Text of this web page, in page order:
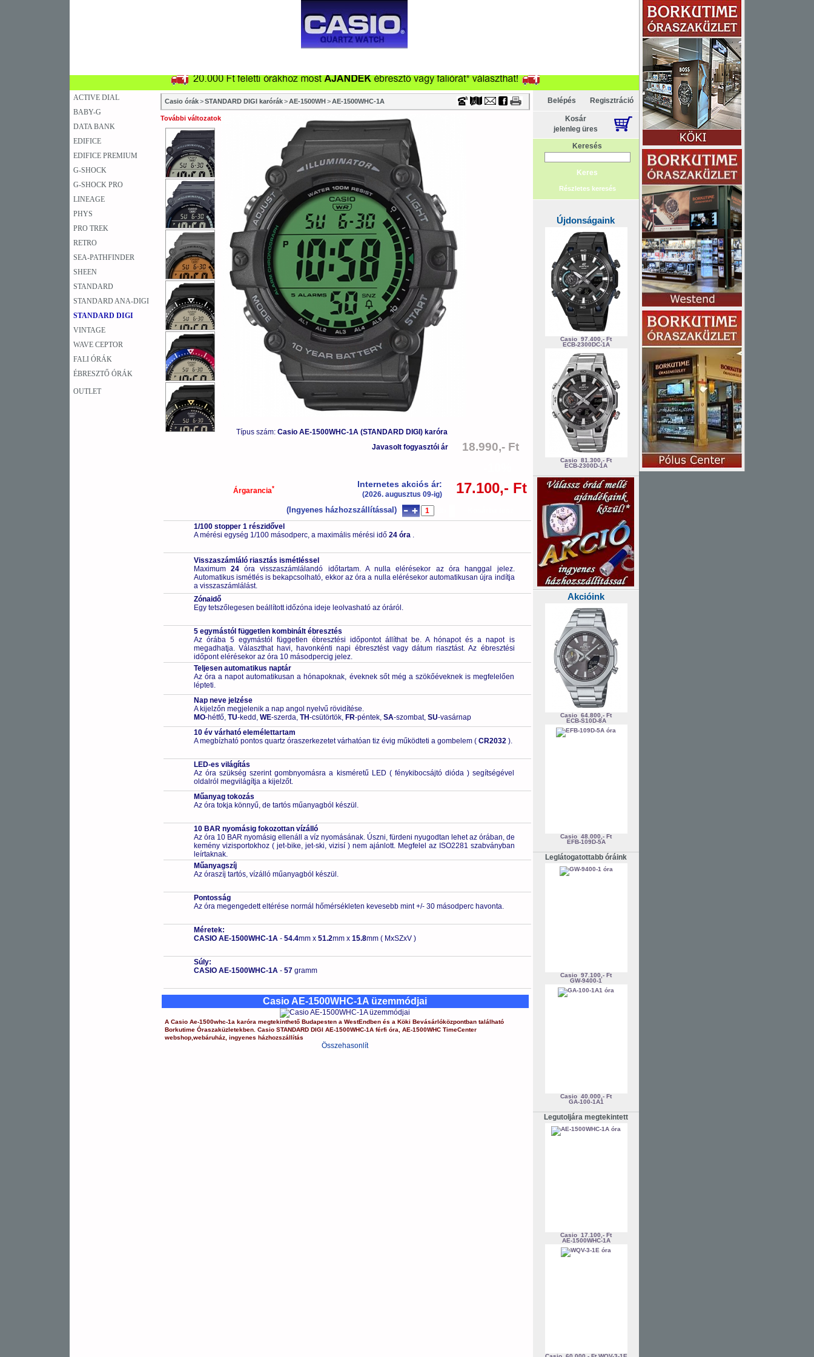
ACTIVE DIAL
BABY-G
DATA BANK
EDIFICE
EDIFICE PREMIUM
G-SHOCK
G-SHOCK PRO
LINEAGE
PHYS
PRO TREK
RETRO
SEA-PATHFINDER
SHEEN
STANDARD
STANDARD ANA-DIGI
STANDARD DIGI
VINTAGE
WAVE CEPTOR
FALI ÓRÁK
ÉBRESZTŐ ÓRÁK
OUTLET
Casio órák > STANDARD DIGI karórák > AE-1500WH > AE-1500WHC-1A
További változatok
Típus szám: Casio AE-1500WHC-1A (STANDARD DIGI) karóra
Javasolt fogyasztói ár
18.990,- Ft
Árgarancia* Internetes akciós ár:
(2026. augusztus 09-ig) 17.100,- Ft
(Ingyenes házhozszállítással)
1/100 stopper 1 részidővel
A mérési egység 1/100 másodperc, a maximális mérési idő 24 óra .
Visszaszámláló riasztás ismétléssel
Maximum 24óra visszaszámlálandó időtartam. A nulla elérésekor az óra hanggal jelez.
Automatikus ismétlés is bekapcsolható, ekkor az óra a nulla elérésekor automatikusan újra indítja
a visszaszámlálást.
Zónaidő
Egy tetszőlegesen beállított időzóna ideje leolvasható az óráról.
5 egymástól független kombinált ébresztés
Az órába 5 egymástól független ébresztési időpontot állíthat be. A hónapot és a napot is
megadhatja. Választhat havi, havonkénti napi ébresztést vagy dátum riasztást. Az ébresztési
időpont elérésekor az óra 10 másodpercig jelez.
Teljesen automatikus naptár
Az óra a napot automatikusan a hónapoknak, éveknek sőt még a szökőéveknek is megfelelően
lépteti.
Nap neve jelzése
A kijelzőn megjelenik a nap angol nyelvű rövidítése.
MO-hétfő, TU-kedd, WE-szerda, TH-csütörtök, FR-péntek, SA-szombat, SU-vasárnap
10 év várható elemélettartam
A megbízható pontos quartz óraszerkezetet várhatóan tiz évig működteti a gombelem ( CR2032).
LED-es világítás
Az óra szükség szerint gombnyomásra a kisméretű LED ( fénykibocsájtó dióda ) segítségével
oldalról megvilágítja a kijelzőt.
Műanyag tokozás
Az óra tokja könnyű, de tartós műanyagból készül.
10 BAR nyomásig fokozottan vízálló
Az óra 10 BAR nyomásig ellenáll a víz nyomásának. Úszni, fürdeni nyugodtan lehet az órában, de
kemény vizisportokhoz ( jet-bike, jet-ski, vizisí ) nem ajánlott. Megfelel az ISO2281 szabványban
leírtaknak.
Műanyagszíj
Az óraszíj tartós, vízálló műanyagból készül.
Pontosság
Az óra megengedett eltérése normál hőmérsékleten kevesebb mint +/- 30 másodperc havonta.
Méretek:
CASIO AE-1500WHC-1A- 54.4mm x 51.2mm x 15.8mm ( MxSZxV )
Súly:
CASIO AE-1500WHC-1A- 57 gramm
Casio AE-1500WHC-1A üzemmódjai
A Casio Ae-1500whc-1a karóra megtekinthető Budapesten a WestEndbenés a Köki Bevásárlóközpontbantalálható
Borkutime Óraszaküzletekben. Casio STANDARD DIGI AE-1500WHC-1A férfi óra AE-1500WHC TimeCenter
webshop, webáruház, ingyenes házhozszállítás
Összehasonlít
Belépés Regisztráció
Kosár
jelenleg üres
Keresés
Részletes keresés
Újdonságaink
Casio 97.400,- Ft
ECB-2300DC-1A
Casio 81.300,- Ft
ECB-2300D-1A
Akcióink
Casio 64.800,- Ft
ECB-S10D-8A
Casio 48.000,- Ft
EFB-109D-5A
Leglátogatottabb óráink
Casio 97.100,- Ft
GW-9400-1
Casio 40.000,- Ft
GA-100-1A1
Legutoljára megtekintett
Casio 17.100,- Ft
AE-1500WHC-1A